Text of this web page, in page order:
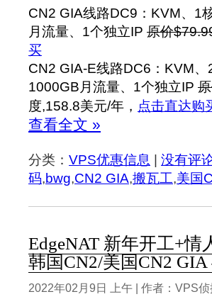
CN2 GIA线路DC9：KVM、1
月流量、1个独立IP 原价
买
CN2 GIA-E线路DC6：KVM
1000GB月流量、1个独立IP
度,158.8美元/年， 点击直达购
查看全文 »
分类： VPS优惠信息 | 没有评
码,bwg,CN2 GIA,搬瓦工,美国
EdgeNAT 新年开工+
韩国CN2/美国CN2 GIA
2022年02月9日 上午 | 作者：VPS侦